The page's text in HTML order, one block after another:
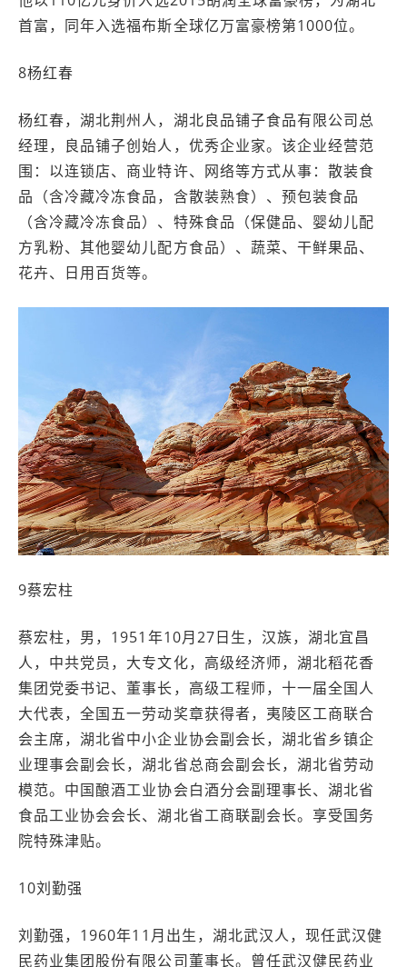
首富，同年入选福布斯全球亿万富豪榜第1000位。
8杨红春
杨红春，湖北荆州人，湖北良品铺子食品有限公司总
经理，良品铺子创始人，优秀企业家。该企业经营范
围：以连锁店、商业特许、网络等方式从事：散装食
品（含冷藏冷冻食品，含散装熟食）、预包装食品
（含冷藏冷冻食品）、特殊食品（保健品、婴幼儿配
方乳粉、其他婴幼儿配方食品）、蔬菜、干鲜果品、
花卉、日用百货等。
9蔡宏柱
蔡宏柱，男，1951年10月27日生，汉族，湖北宜昌
人，中共党员，大专文化，高级经济师，湖北稻花香
集团党委书记、董事长，高级工程师，十一届全国人
大代表，全国五一劳动奖章获得者，夷陵区工商联合
会主席，湖北省中小企业协会副会长，湖北省乡镇企
业理事会副会长，湖北省总商会副会长，湖北省劳动
模范。中国酿酒工业协会白酒分会副理事长、湖北省
食品工业协会会长、湖北省工商联副会长。享受国务
院特殊津贴。
10刘勤强
刘勤强，1960年11月出生，湖北武汉人，现任武汉健
民药业集团股份有限公司董事长。曾任武汉健民药业